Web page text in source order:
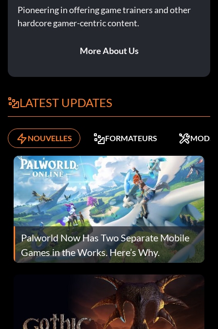
Pioneering in offering game trainers and other
hardcore gamer-centric content.
More About Us
LATEST UPDATES
NOUVELLES FORMATEURS MODS
Palworld Now Has Two Separate Mobile
Games in the Works. Here’s Why.